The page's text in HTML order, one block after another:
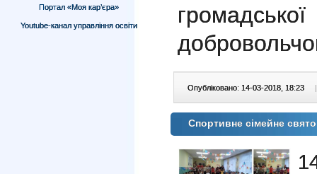
Портал «Моя кар’єра»
Youtube-канал управління освіти
Опубліковано: 14-03-2018, 18:23 |
Спортивне сімейне